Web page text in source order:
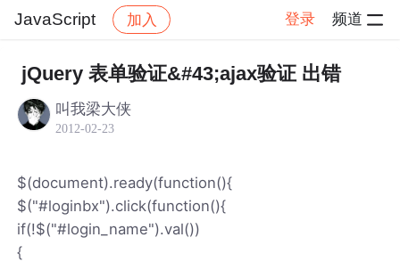
JavaScript 加入 登录 频道
社区 JavaScript 帖子详情
jQuery 表单验证&#43;ajax验证 出错
叫我梁大侠
2012-02-23
$(document).ready(function(){
$("#loginbx").click(function(){
if(!$("#login_name").val())
{